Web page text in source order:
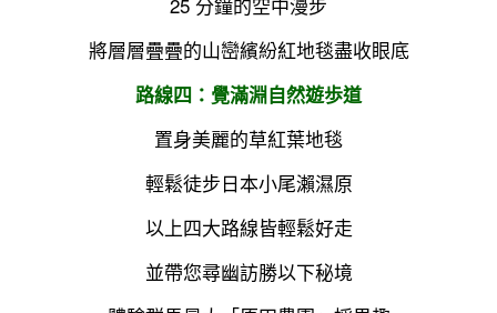
將層層疊疊的山巒繽紛紅地毯盡收眼底
路線四：覺滿淵自然遊歩道
置身美麗的草紅葉地毯
輕鬆徒步日本小尾瀨濕原
以上四大路線皆輕鬆好走
並帶您尋幽訪勝以下秘境